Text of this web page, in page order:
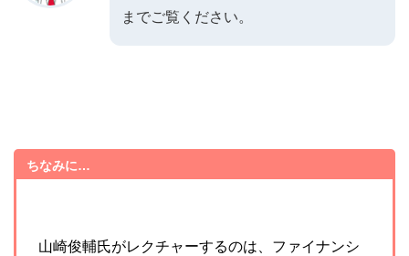
までご覧ください。
ちなみに…
山崎俊輔氏がレクチャーするのは、ファイナンシ